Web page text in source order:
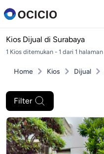
Kios Dijual di Surabaya
1 Kios ditemukan - 1 dari 1 halaman
Home Kios Dijual
Filter